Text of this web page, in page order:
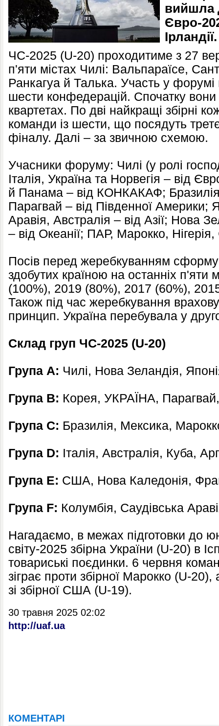
вийшла
Євро-
Ірландії.
ЧС-2025 (U-20) проходитиме з 27
п'яти містах Чилі: Вальпараїсе,
Ранкагуа й Талька. Участь у форумі
шести конфедерацій. Спочатку
квартетах. По дві найкращі збірні
команди із шести, що посядуть
фіналу. Далі – за звичною схемою.
Учасники форуму: Чилі (у ролі
Італія, Україна та Норвегія – від
й Панама – від КОНКАКАФ;
Парагвай – від Південної Америки;
Аравія, Австралія – від Азії; Нова
– від Океанії; ПАР, Марокко,
Посів перед жеребкуванням
здобутих країною на останніх п'яти
(100%), 2019 (80%), 2017 (60%),
Також під час жеребкування
принцип. Україна перебувала у
Склад груп ЧС-2025 (U-20)
Група А: Чилі, Нова Зеландія,
Група B: Корея, УКРАЇНА,
Група C: Бразилія, Мексика,
Група D: Італія, Австралія, Куба,
Група E: США, Нова Каледонія,
Група F: Колумбія, Саудівська
Нагадаємо, в межах підготовки до
світу-2025 збірна України (U-20) в
товариські поєдинки. 6 червня
зіграє проти збірної Марокко (U-20),
зі збірної США (U-19).
30 травня 2025 02:02
http://uaf.ua
КОМЕНТАРІ